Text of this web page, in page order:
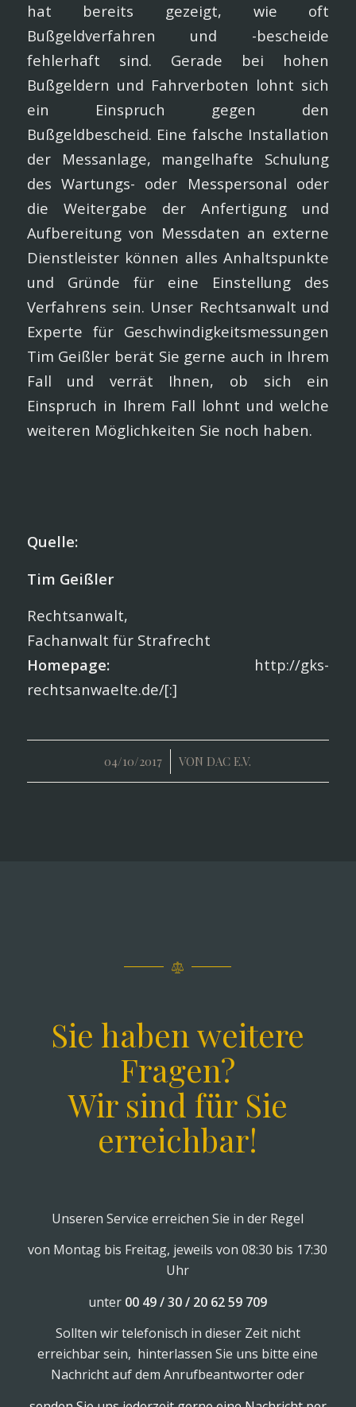
hat bereits gezeigt, wie oft
Bußgeldverfahren und -bescheide
fehlerhaft sind. Gerade bei hohen
Bußgeldern und Fahrverboten lohnt sich
ein Einspruch gegen den
Bußgeldbescheid. Eine falsche Installation
der Messanlage, mangelhafte Schulung
des Wartungs- oder Messpersonal oder
die Weitergabe der Anfertigung und
Aufbereitung von Messdaten an externe
Dienstleister können alles Anhaltspunkte
und Gründe für eine Einstellung des
Verfahrens sein. Unser Rechtsanwalt und
Experte für Geschwindigkeitsmessungen
Tim Geißler berät Sie gerne auch in Ihrem
Fall und verrät Ihnen, ob sich ein
Einspruch in Ihrem Fall lohnt und welche
weiteren Möglichkeiten Sie noch haben.
Quelle:
Tim Geißler
Rechtsanwalt,
Fachanwalt für Strafrecht
Homepage:http://gks-
rechtsanwaelte.de/[:]
04/10/2017
/ VON DAC E.V.
Sie haben weitere
Fragen?
Wir sind für Sie
erreichbar!
Unseren Service erreichen Sie in der Regel
von Montag bis Freitag, jeweils von 08:30 bis 17:30
Uhr
unter 00 49 / 30 / 20 62 59 709
Sollten wir telefonisch in dieser Zeit nicht
erreichbar sein, hinterlassen Sie uns bitte eine
Nachricht auf dem Anrufbeantworter oder